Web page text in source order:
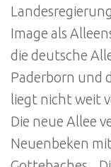
Image als
die deutsche
Paderborn und
liegt nicht weit
Die neue Allee
Neuenbeken